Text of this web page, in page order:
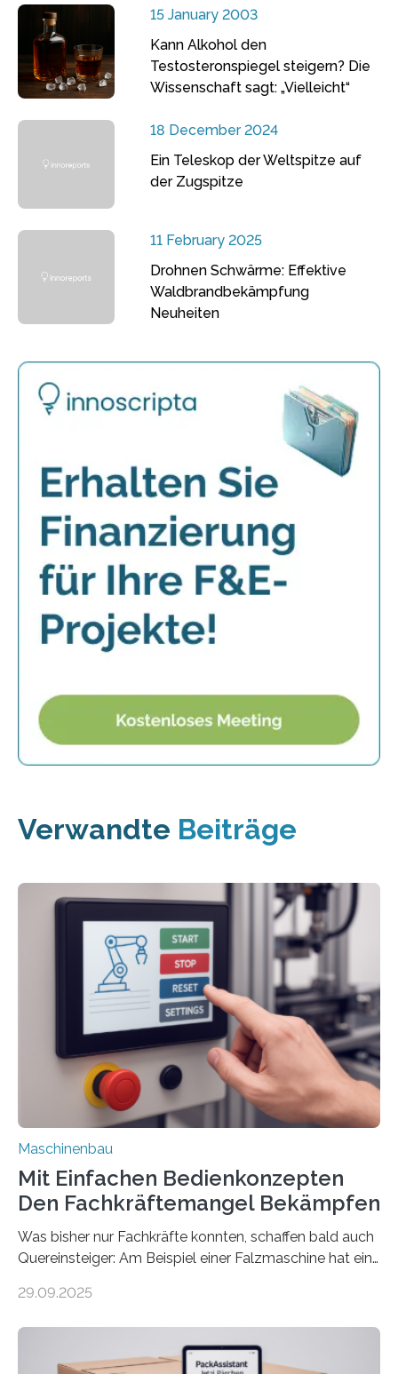
15 January 2003
Kann Alkohol den
Testosteronspiegel steigern? Die
Wissenschaft sagt: „Vielleicht“
18 December 2024
Ein Teleskop der Weltspitze auf
der Zugspitze
11 February 2025
Drohnen Schwärme: Effektive
Waldbrandbekämpfung
Neuheiten
Verwandte Beiträge
Maschinenbau
Mit Einfachen Bedienkonzepten
Den Fachkräftemangel Bekämpfen
Was bisher nur Fachkräfte konnten, schaffen bald auch
Quereinsteiger: Am Beispiel einer Falzmaschine hat ein
Mensch-Maschine-Schnittstelle so sehr vereinfacht,
Die zugrunde liegende Methodik lässt sich auf alle
anderen Maschinen übertragen. Eine Falzmaschine
29.09.2025